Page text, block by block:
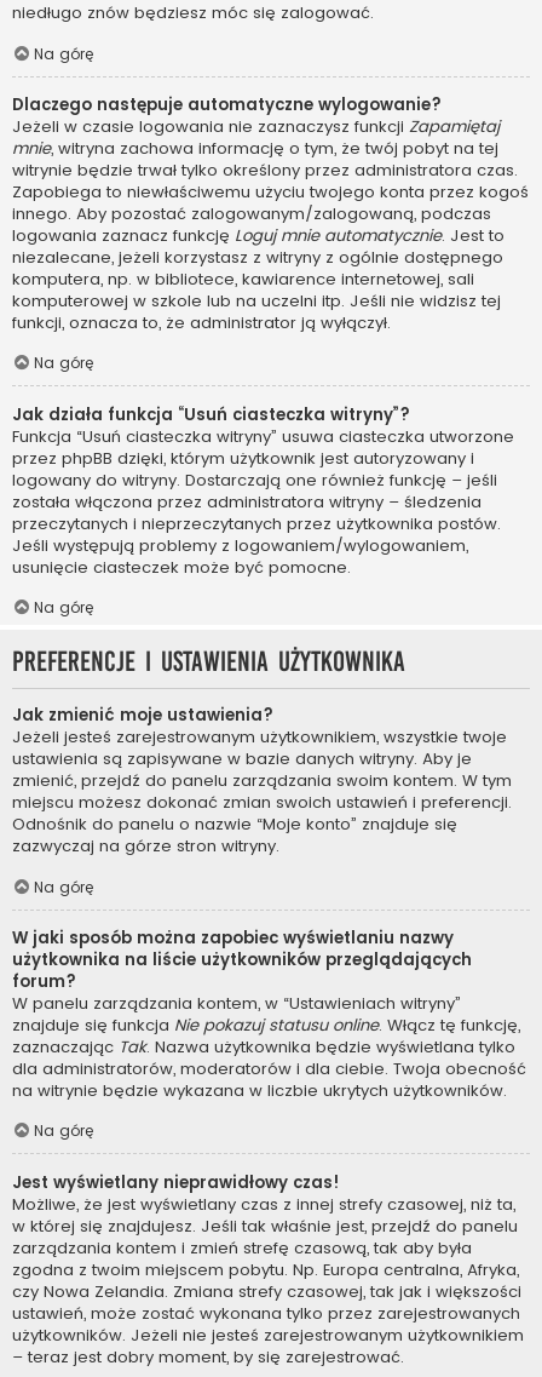
niedługo znów będziesz móc się zalogować.
Na górę
Dlaczego następuje automatyczne wylogowanie?
Jeżeli w czasie logowania nie zaznaczysz funkcji Zapamiętaj
mnie, witryna zachowa informację o tym, że twój pobyt na tej
witrynie będzie trwał tylko określony przez administratora czas.
Zapobiega to niewłaściwemu użyciu twojego konta przez kogoś
innego. Aby pozostać zalogowanym/zalogowaną, podczas
logowania zaznacz funkcję Loguj mnie automatycznie. Jest to
niezalecane, jeżeli korzystasz z witryny z ogólnie dostępnego
komputera, np. w bibliotece, kawiarence internetowej, sali
komputerowej w szkole lub na uczelni itp. Jeśli nie widzisz tej
funkcji, oznacza to, że administrator ją wyłączył.
Na górę
Jak działa funkcja “Usuń ciasteczka witryny”?
Funkcja “Usuń ciasteczka witryny” usuwa ciasteczka utworzone
przez phpBB dzięki, którym użytkownik jest autoryzowany i
logowany do witryny. Dostarczają one również funkcję – jeśli
została włączona przez administratora witryny – śledzenia
przeczytanych i nieprzeczytanych przez użytkownika postów.
Jeśli występują problemy z logowaniem/wylogowaniem,
usunięcie ciasteczek może być pomocne.
Na górę
Preferencje i ustawienia użytkownika
Jak zmienić moje ustawienia?
Jeżeli jesteś zarejestrowanym użytkownikiem, wszystkie twoje
ustawienia są zapisywane w bazie danych witryny. Aby je
zmienić, przejdź do panelu zarządzania swoim kontem. W tym
miejscu możesz dokonać zmian swoich ustawień i preferencji.
Odnośnik do panelu o nazwie “Moje konto” znajduje się
zazwyczaj na górze stron witryny.
Na górę
W jaki sposób można zapobiec wyświetlaniu nazwy
użytkownika na liście użytkowników przeglądających
forum?
W panelu zarządzania kontem, w “Ustawieniach witryny”
znajduje się funkcja Nie pokazuj statusu online. Włącz tę funkcję,
zaznaczając Tak. Nazwa użytkownika będzie wyświetlana tylko
dla administratorów, moderatorów i dla ciebie. Twoja obecność
na witrynie będzie wykazana w liczbie ukrytych użytkowników.
Na górę
Jest wyświetlany nieprawidłowy czas!
Możliwe, że jest wyświetlany czas z innej strefy czasowej, niż ta,
w której się znajdujesz. Jeśli tak właśnie jest, przejdź do panelu
zarządzania kontem i zmień strefę czasową, tak aby była
zgodna z twoim miejscem pobytu. Np. Europa centralna, Afryka,
czy Nowa Zelandia. Zmiana strefy czasowej, tak jak i większości
ustawień, może zostać wykonana tylko przez zarejestrowanych
użytkowników. Jeżeli nie jesteś zarejestrowanym użytkownikiem
– teraz jest dobry moment, by się zarejestrować.